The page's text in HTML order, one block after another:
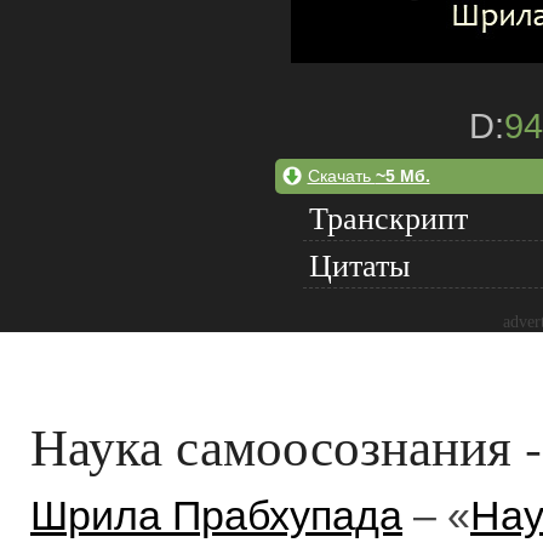
D:
Скачать ~5 Мб.
Транскрипт
Цитаты
Наука самоосознания
Шрила Прабхупада – «